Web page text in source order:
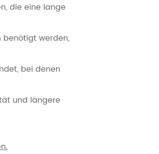
die eine lange
werden,
bei denen
und längere